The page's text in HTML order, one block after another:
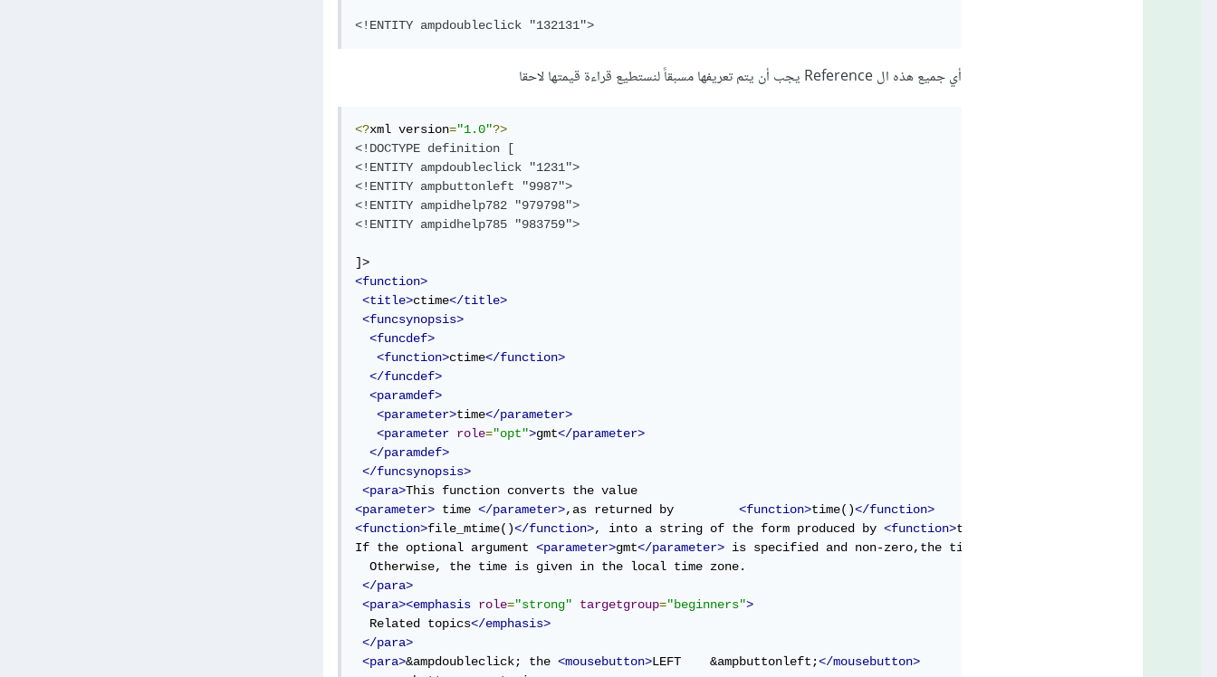
<!ENTITY ampdoubleclick "132131">
أي جميع هذه ال Reference يجب أن يتم تعريفها مسبقاً لنستطيع قراءة قيمتها لاحقا
<?xml version="1.0"?>
<!DOCTYPE definition [
<!ENTITY ampdoubleclick "1231">
<!ENTITY ampbuttonleft "9987">
<!ENTITY ampidhelp782 "979798">
<!ENTITY ampidhelp785 "983759">
<function>
<title>ctime</title>
<funcsynopsis>
<funcdef>
<function>ctime</function>
</funcdef>
<paramdef>
<parameter>time</parameter>
<parameter role="opt">gmt</parameter>
</paramdef>
</funcsynopsis>
<para>
<parameter> time </parameter>,as returned by <function>time()</function>
<function>file_mtime()</function>, into a string of the form produced by <function>time_date()
If the optional argument <parameter>gmt</parameter> is specified and non-zero,the time is returned in
  Otherwise, the time is given in the local time zone.
</para>
<para><emphasis role="strong" targetgroup="beginners">
  Related topics
</emphasis>
</para>
<para>&ampdoubleclick; the <mousebutton>LEFT    &ampbuttonleft;</mousebutton>